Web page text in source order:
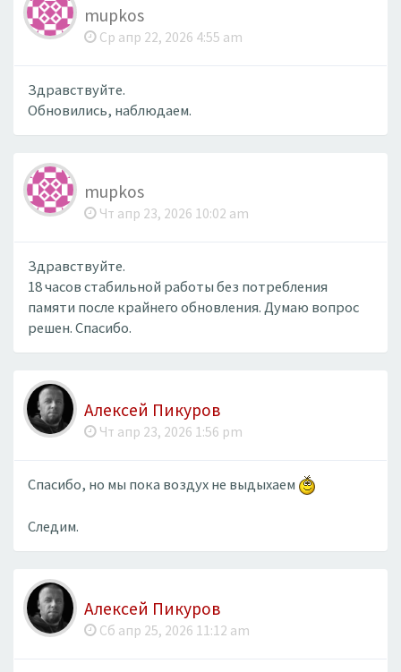
mupkos
Ср апр 22, 2026 4:55 am
Здравствуйте.
Обновились, наблюдаем.
mupkos
Чт апр 23, 2026 10:02 am
Здравствуйте.
18 часов стабильной работы без потребления
памяти после крайнего обновления. Думаю вопрос
решен. Спасибо.
Алексей Пикуров
Чт апр 23, 2026 1:56 pm
Спасибо, но мы пока воздух не выдыхаем
Следим.
Алексей Пикуров
Сб апр 25, 2026 11:12 am